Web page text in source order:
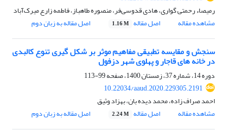
رمیصاء رحمتی گواری، هادی قدوسی‌فر، منصوره طاهباز، فاطمه زارع میرک‌آباد
مشاهده مقاله
اصل مقاله 1.16 M اصل مقاله به زبان دوم
سنجش و مقایسه تطبیقی مفاهیم موثر بر شکل گیری تنوع کالبدی
در خانه های قاجار و پهلوی شهر دزفول
دوره 14، شماره 37، زمستان 1400، صفحه
99-113
10.22034/aaud.2020.229305.2191
احمد صراف زاده، محمد دیده بان، بهزاد وثیق
مشاهده مقاله
اصل مقاله 2.24 M اصل مقاله به زبان دوم